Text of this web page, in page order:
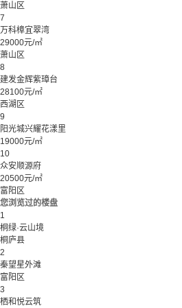
萧山区
7
万科樟宜翠湾
29000元/㎡
萧山区
8
建发金辉紫璋台
28100元/㎡
西湖区
9
阳光城兴耀花漾里
19000元/㎡
10
众安顺源府
20500元/㎡
富阳区
您浏览过的楼盘
1
桐绿·云山境
桐庐县
2
秦望星外滩
富阳区
3
栖和悦云筑